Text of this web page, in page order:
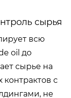
сырья
всю
oil до
сырье на
с
не